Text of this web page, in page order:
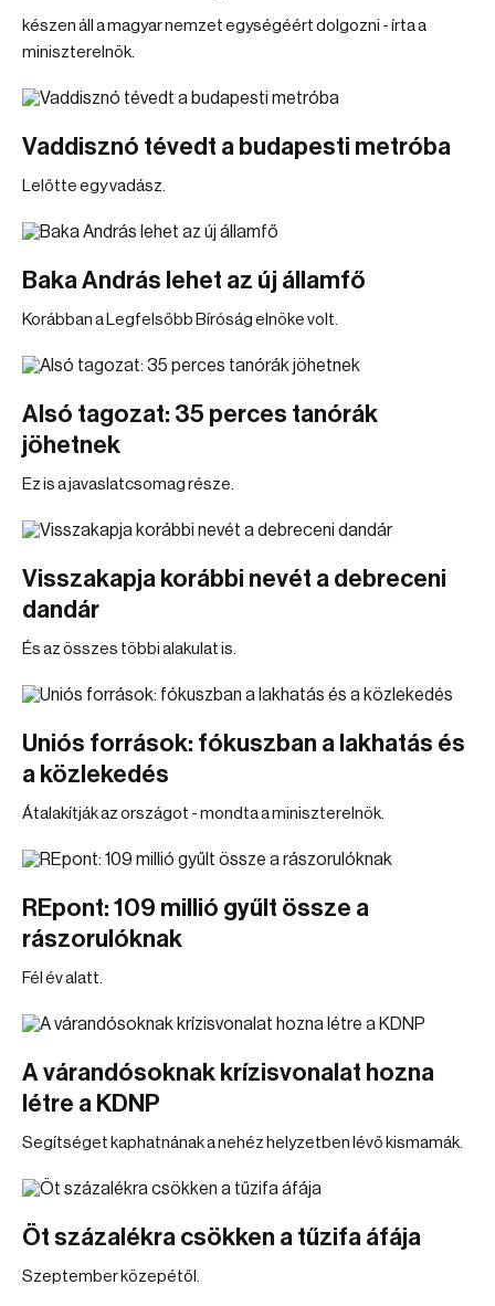
készen áll a magyar nemzet egységéért dolgozni - írta a
miniszterelnök.
Vaddisznó tévedt a budapesti metróba
Lelőtte egy vadász.
Baka András lehet az új államfő
Korábban a Legfelsőbb Bíróság elnöke volt.
Alsó tagozat: 35 perces tanórák
jöhetnek
Ez is a javaslatcsomag része.
Visszakapja korábbi nevét a debreceni
dandár
És az összes többi alakulat is.
Uniós források: fókuszban a lakhatás és
a közlekedés
Átalakítják az országot - mondta a miniszterelnök.
REpont: 109 millió gyűlt össze a
rászorulóknak
Fél év alatt.
A várandósoknak krízisvonalat hozna
létre a KDNP
Segítséget kaphatnának a nehéz helyzetben lévő kismamák.
Öt százalékra csökken a tűzifa áfája
Szeptember közepétől.